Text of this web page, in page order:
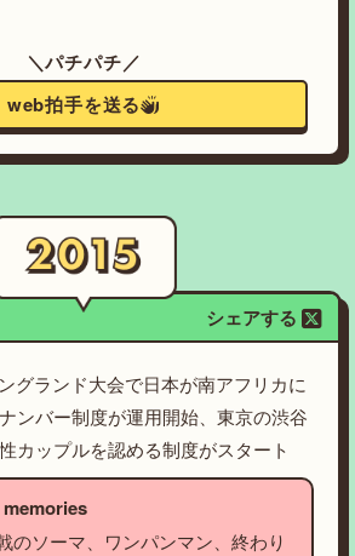
＼パチパチ／
web拍手を送る
シェアする
グランド大会で日本が南アフリカに
ンバー制度が運用開始、東京の渋谷
カップルを認める制度がスタート
のソーマ、ワンパンマン、終わり